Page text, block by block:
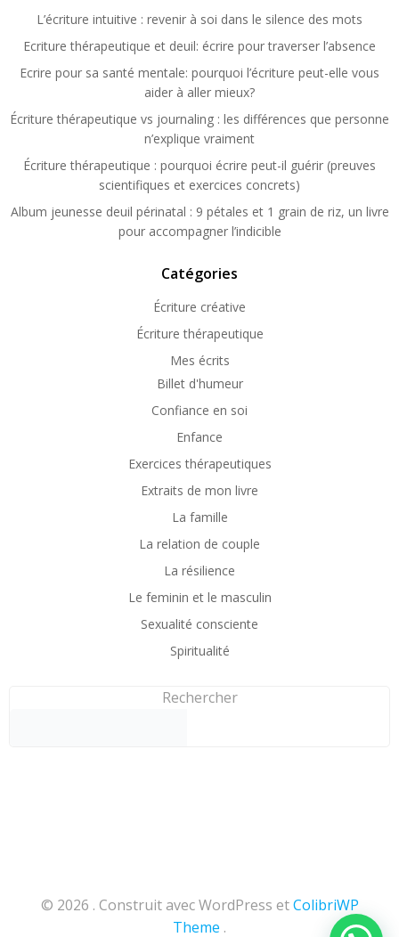
L’écriture intuitive : revenir à soi dans le silence des mots
Ecriture thérapeutique et deuil: écrire pour traverser l’absence
Ecrire pour sa santé mentale: pourquoi l’écriture peut-elle vous
aider à aller mieux?
Écriture thérapeutique vs journaling : les différences que personne
n’explique vraiment
Écriture thérapeutique : pourquoi écrire peut-il guérir (preuves
scientifiques et exercices concrets)
Album jeunesse deuil périnatal : 9 pétales et 1 grain de riz, un livre
pour accompagner l’indicible
Catégories
Écriture créative
Écriture thérapeutique
Mes écrits
Billet d'humeur
Confiance en soi
Enfance
Exercices thérapeutiques
Extraits de mon livre
La famille
La relation de couple
La résilience
Le feminin et le masculin
Sexualité consciente
Spiritualité
Rechercher
© 2026 . Construit avec WordPress etColibriWP
Theme .